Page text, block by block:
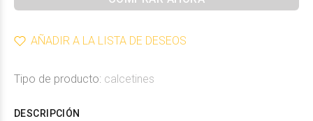
AÑADIR A LA LISTA DE DESEOS
Tipo de producto: calcetines
DESCRIPCIÓN